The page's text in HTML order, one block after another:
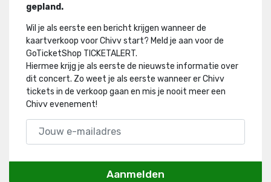
gepland.
Wil je als eerste een bericht krijgen wanneer de
kaartverkoop voor Chivv start? Meld je aan voor de
GoTicketShop TICKETALERT.
Hiermee krijg je als eerste de nieuwste informatie over
dit concert. Zo weet je als eerste wanneer er Chivv
tickets in de verkoop gaan en mis je nooit meer een
Chivv evenement!
Aanmelden